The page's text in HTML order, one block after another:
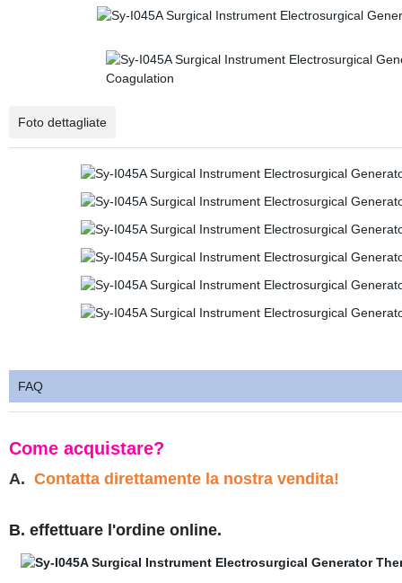
Foto dettagliate
FAQ
Come acquistare?
A. Contatta direttamente la nostra vendita!
B. effettuare l'ordine online.